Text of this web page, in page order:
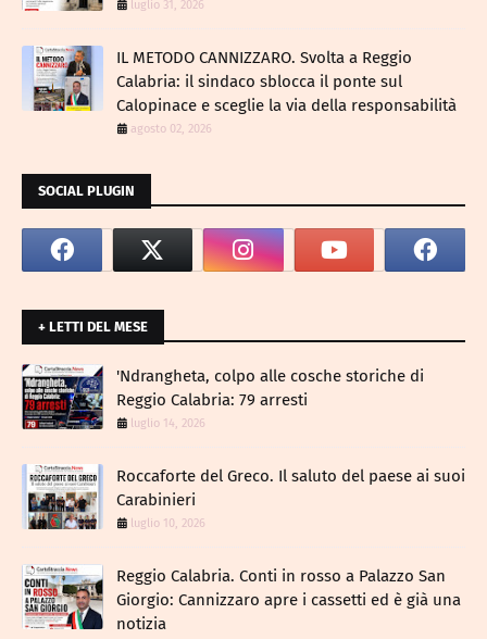
luglio 31, 2026
IL METODO CANNIZZARO​. Svolta a Reggio
Calabria: il sindaco sblocca il ponte sul
Calopinace e sceglie la via della responsabilità
agosto 02, 2026
SOCIAL PLUGIN
+ LETTI DEL MESE
​'Ndrangheta, colpo alle cosche storiche di
Reggio Calabria: 79 arresti
luglio 14, 2026
Roccaforte del Greco. Il saluto del paese ai suoi
Carabinieri
luglio 10, 2026
Reggio Calabria. Conti in rosso a Palazzo San
Giorgio: Cannizzaro apre i cassetti ed è già una
notizia